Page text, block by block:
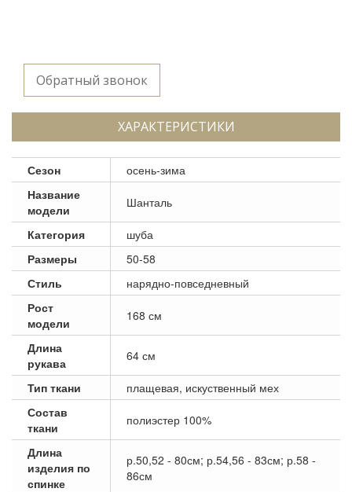
Обратный звонок
ХАРАКТЕРИСТИКИ
Сезон
осень-зима
Название
модели
Шанталь
Категория
шуба
Размеры
50-58
Стиль
нарядно-повседневный
Рост
модели
168 см
Длина
рукава
64 см
Тип ткани
плащевая, искуственный мех
Состав
ткани
полиэстер 100%
Длина
изделия по
спинке
р.50,52 - 80см; р.54,56 - 83см; р.58 -
86см